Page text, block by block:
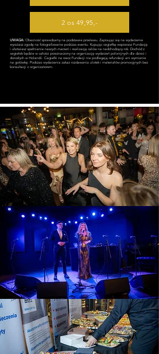
2 os 49,95,-
UWAGA: Obecność sprawdzamy na podstawie przelewu. Zapisując się na wydarzenie
wyrażasz zgodę na fotografowanie podczas eventu. Kupując cegiełkę wspierasz Fundację
i ułatwiasz spełnianie naszych marzeń i realizację celów na nadchodzący rok. Dochód z
cegiełek będzie w całości przeznaczony na organizację wydarzeń polonijnych dla dzieci i
dorosłych w Holandii. Cegiełki na rzecz Fundacji nie podlegają refundacji ani wymianie
na gotówkę. Podczas wydarzenia zakaz rozdawania ulotek i materiałów promocyjnych bez
konsultacji z organizatorem.